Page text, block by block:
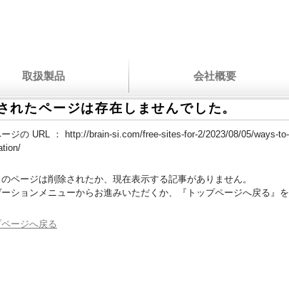
取扱製品 会社概要
れたページは存在しませんでした。
ジの URL ：
http://brain-si.com/free-sites-for-2/2023/08/05/ways-
ページは削除されたか、現在表示する記事がありません。
ションメニューからお進みいただくか、『トップページへ戻る』を
ページへ戻る